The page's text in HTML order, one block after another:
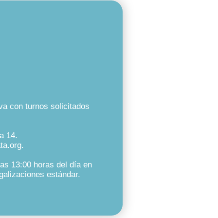
con turnos solicitados
14.
13:00 horas del día en
estándar.